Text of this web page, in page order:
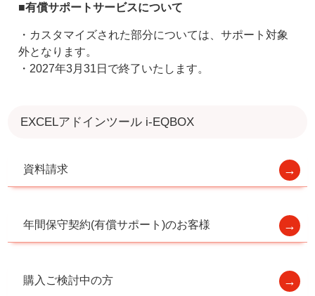
■有償サポートサービスについて
・カスタマイズされた部分については、サポート対象
外となります。
・2027年3月31日で終了いたします。
EXCELアドインツール i-EQBOX
資料請求
年間保守契約(有償サポート)のお客様
購入ご検討中の方